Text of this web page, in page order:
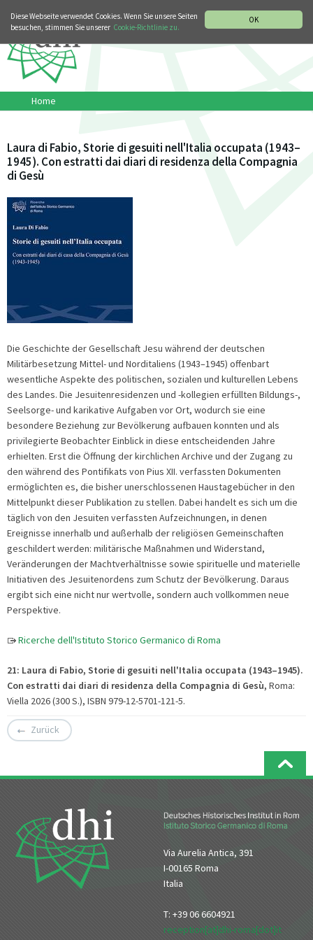
OK
Diese Webseite verwendet Cookies. Wenn Sie unsere Seiten
besuchen, stimmen Sie unserer Cookie-Richtlinie zu.
Home
Laura di Fabio, Storie di gesuiti nell'Italia occupata (1943–
1945). Con estratti dai diari di residenza della Compagnia
di Gesù
Die Geschichte der Gesellschaft Jesu während der deutschen
Militärbesetzung Mittel- und Norditaliens (1943–1945) offenbart
wesentliche Aspekte des politischen, sozialen und kulturellen Lebens
des Landes. Die Jesuitenresidenzen und -kollegien erfüllten Bildungs-,
Seelsorge- und karikative Aufgaben vor Ort, wodurch sie eine
besondere Beziehung zur Bevölkerung aufbauen konnten und als
privilegierte Beobachter Einblick in diese entscheidenden Jahre
erhielten. Erst die Öffnung der kirchlichen Archive und der Zugang zu
den während des Pontifikats von Pius XII. verfassten Dokumenten
ermöglichten es, die bisher unerschlossenen Haustagebücher in den
Mittelpunkt dieser Publikation zu stellen. Dabei handelt es sich um die
täglich von den Jesuiten verfassten Aufzeichnungen, in denen
Ereignisse innerhalb und außerhalb der religiösen Gemeinschaften
geschildert werden: militärische Maßnahmen und Widerstand,
Veränderungen der Machtverhältnisse sowie spirituelle und materielle
Initiativen des Jesuitenordens zum Schutz der Bevölkerung. Daraus
ergibt sich eine nicht nur wertvolle, sondern auch vollkommen neue
Perspektive.
Ricerche dell'Istituto Storico Germanico di Roma
21: Laura di Fabio, Storie di gesuiti nell'Italia occupata (1943–1945).
Con estratti dai diari di residenza della Compagnia di Gesù, Roma:
Viella 2026 (300 S.), ISBN 979-12-5701-121-5.
Zurück
Via Aurelia Antica, 391
I-00165 Roma
Italia
T: +39 06 6604921
reception[at]dhi-roma[dot]it